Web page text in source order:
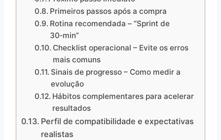
Primeiros passos após a compra
Rotina recomendada – “Sprint de
30‑min”
Checklist operacional – Evite os erros
mais comuns
Sinais de progresso – Como medir a
evolução
Hábitos complementares para acelerar
resultados
Perfil de compatibilidade e expectativas
realistas